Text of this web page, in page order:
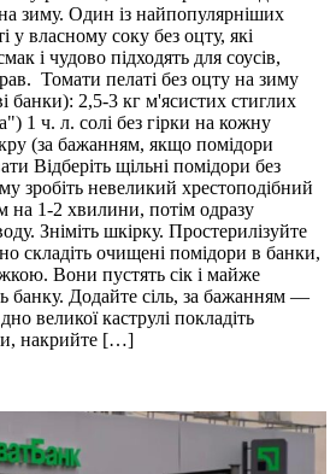
зиму. Один із найпопулярніших
у власному соку без оцту, які
і чудово підходять для соусів,
Томати пелаті без оцту на зиму
банки): 2,5-3 кг м'ясистих стиглих
1 ч. л. солі без гірки на кожну
(за бажанням, якщо помідори
Відберіть щільні помідори без
зробіть невеликий хрестоподібний
на 1-2 хвилини, потім одразу
Зніміть шкірку. Простерилізуйте
складіть очищені помідори в банки,
Вони пустять сік і майже
банку. Додайте сіль, за бажанням —
великої каструлі покладіть
накрийте […]